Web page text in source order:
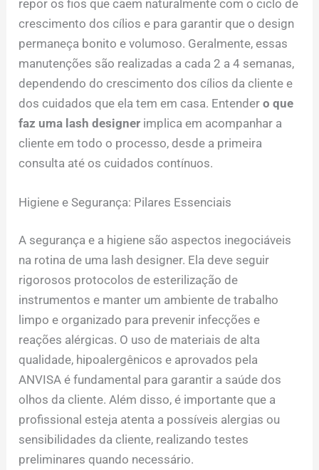
repor os fios que caem naturalmente com o ciclo de
crescimento dos cílios e para garantir que o design
permaneça bonito e volumoso. Geralmente, essas
manutenções são realizadas a cada 2 a 4 semanas,
dependendo do crescimento dos cílios da cliente e
dos cuidados que ela tem em casa. Entendero que
faz uma lash designer implica em acompanhar a
cliente em todo o processo, desde a primeira
consulta até os cuidados contínuos.
Higiene e Segurança: Pilares Essenciais
A segurança e a higiene são aspectos inegociáveis
na rotina de uma lash designer. Ela deve seguir
rigorosos protocolos de esterilização de
instrumentos e manter um ambiente de trabalho
limpo e organizado para prevenir infecções e
reações alérgicas. O uso de materiais de alta
qualidade, hipoalergênicos e aprovados pela
ANVISA é fundamental para garantir a saúde dos
olhos da cliente. Além disso, é importante que a
profissional esteja atenta a possíveis alergias ou
sensibilidades da cliente, realizando testes
preliminares quando necessário.